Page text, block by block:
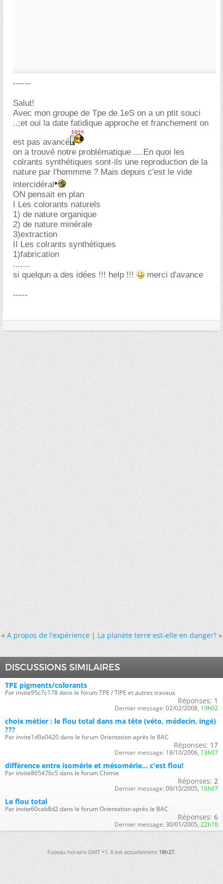
------
Salut!
Avec mon groupe de Tpe de 1eS on a un ptit souci
..;et oui la date fatidique approche et franchement on
est pas avancé
on a trouvé notre problématique ....En quoi les
colrants synthétiques sont-ils une reproduction de la
nature par l'hommme ? Mais depuis c'est le vide
intercidéral
ON pensait en plan
I Les colorants naturels
1) de nature organique
2) de nature minérale
3)extraction
II Les colrants synthétiques
1)fabrication
.......
si quelqun a des idées !!! help !!!
merci d'avance
-----
« A propos de l'expérience|La planète terre est-elle en danger? »
DISCUSSIONS SIMILAIRES
TPE pigments/colorants
Par invite95c7c178 dans le forum TPE / TIPE et autres travaux
Réponses: 1
Dernier message: 02/02/2008, 19h02
choix métier : le flou total dans ma tête (véto, médecin, ingé)
???
Par invite1d9a0420 dans le forum Orientation après le BAC
Réponses: 17
Dernier message: 18/10/2006, 13h07
différence entre isomérie et mésomérie... c'est flou!
Par invite865476c5 dans le forum Chimie
Réponses: 2
Dernier message: 09/10/2005, 16h07
Le flou total
Par invite60cab8d2 dans le forum Orientation après le BAC
Réponses: 6
Dernier message: 30/01/2005, 22h10
Fuseau horaire GMT +1. Il est actuellement18h27.